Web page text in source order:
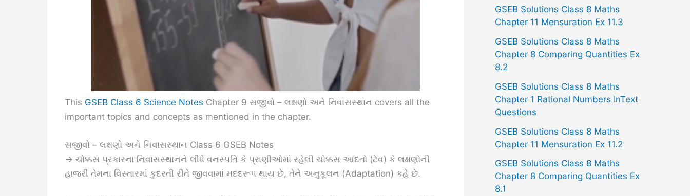
This GSEB Class 6 Science Notes Chapter 9 સજીવો – લક્ષણો અને નિવાસસ્થાન covers all the
important topics and concepts as mentioned in the chapter.
સજીવો – લક્ષણો અને નિવાસસ્થાન Class 6 GSEB Notes
→ ચોક્કસ પ્રકારના નિવાસસ્થાનને લીધે વનસ્પતિ કે પ્રાણીઓમાં રહેલી ચોક્કસ આદતો (ટેવ) કે લક્ષણોની
હાજરી તેમના વિસ્તારમાં કુદરતી રીતે જીવવામાં મદદરૂપ થાય છે, તેને અનુકૂલન (Adaptation) કહે છે.
GSEB Solutions Class 8 Maths
Chapter 11 Mensuration Ex 11.3
GSEB Solutions Class 8 Maths
Chapter 8 Comparing Quantities Ex
8.2
GSEB Solutions Class 8 Maths
Chapter 1 Rational Numbers InText
Questions
GSEB Solutions Class 8 Maths
Chapter 11 Mensuration Ex 11.2
GSEB Solutions Class 8 Maths
Chapter 8 Comparing Quantities Ex
8.1